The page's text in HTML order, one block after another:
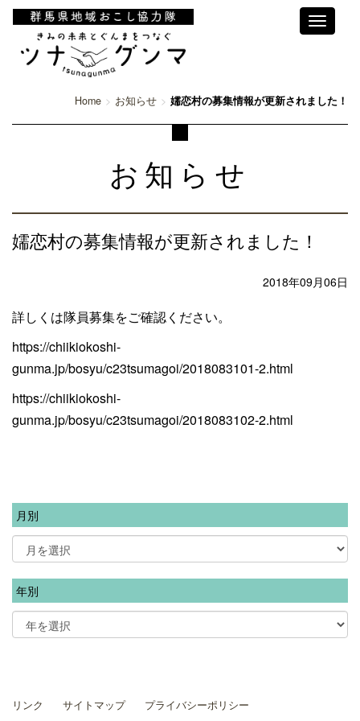
Toggle
Home お知らせ 嬬恋村の募集情報が更新されました！
お知らせ
嬬恋村の募集情報が更新されました！
2018年09月06日
詳しくは隊員募集をご確認ください。
https://chiikiokoshi-
gunma.jp/bosyu/c23tsumagoi/2018083101-2.html
https://chiikiokoshi-
gunma.jp/bosyu/c23tsumagoi/2018083102-2.html
月別
年別
リンク サイトマップ プライバシーポリシー